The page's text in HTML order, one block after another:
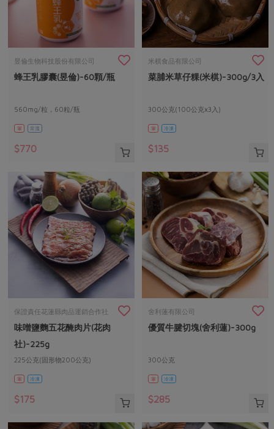
昱倫生物科技股份有限公司
蜂王乳膠囊(昱倫)-60顆/瓶
560mg/粒，60粒/瓶
葷 常溫
$770
米棋食品有限公司
菜脯米草仔粿(米棋)-300g/3入
300公克(100公克x3入)
葷 冷凍
$135
保證責任花蓮縣肉品運銷合作社
味噌鹽麴五花醃肉片(花肉
社)-225g
225公克(固形物200公克)
葷 冷凍
$175
舍利蓮有限公司
優質牛腱切塊(舍利蓮)-300g
300公克
葷 冷凍
$285